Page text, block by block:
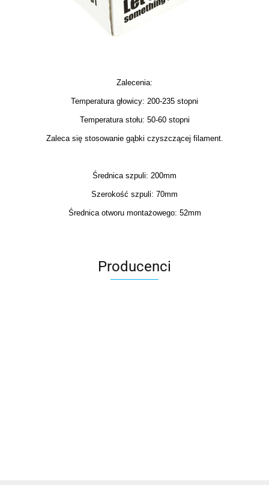
Zalecenia:
Temperatura głowicy: 200-235 stopni
Temperatura stołu: 50-60 stopni
Zaleca się stosowanie gąbki czyszczącej filament.
Średnica szpuli: 200mm
Szerokość szpuli: 70mm
Średnica otworu montażowego: 52mm
Producenci